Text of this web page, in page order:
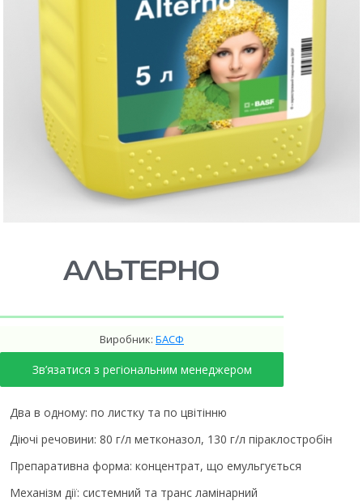
АЛЬТЕРНО
Виробник: БАСФ
Зв’язатися з регіональним менеджером
Два в одному: по листку та по цвітінню
Діючі речовини: 80 г/л метконазол, 130 г/л піраклостробін
Препаративна форма: концентрат, що емульгується
Механізм дії: системний та транс ламінарний